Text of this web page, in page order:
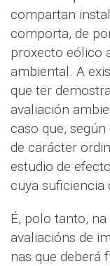
compartan
comporta, de
proxecto eólico
ambiental. A
que ter
avaliación
caso que,
de carácter
estudio de
cuya suficiencia
É, polo tanto,
avaliacións de
nas que deberá